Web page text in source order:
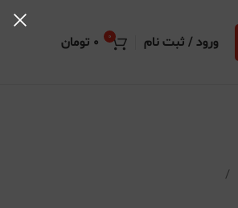
ورود / ثبت نام 0
0 تومان